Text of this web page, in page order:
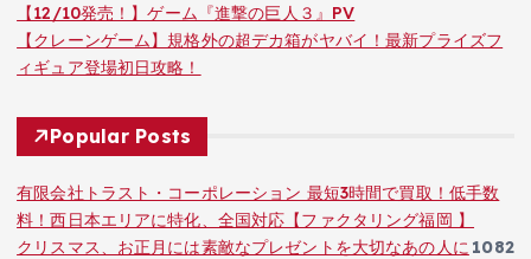
【12/10発売！】ゲーム『進撃の巨人３』PV
【クレーンゲーム】規格外の超デカ箱がヤバイ！最新プライズフ
ィギュア登場初日攻略！
Popular Posts
有限会社トラスト・コーポレーション 最短3時間で買取！低手数
料！西日本エリアに特化、全国対応【ファクタリング福岡 】
1082
クリスマス、お正月には素敵なプレゼントを大切なあの人に